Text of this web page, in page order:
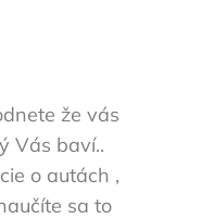
že vás
Vás baví..
o autách ,
sa to